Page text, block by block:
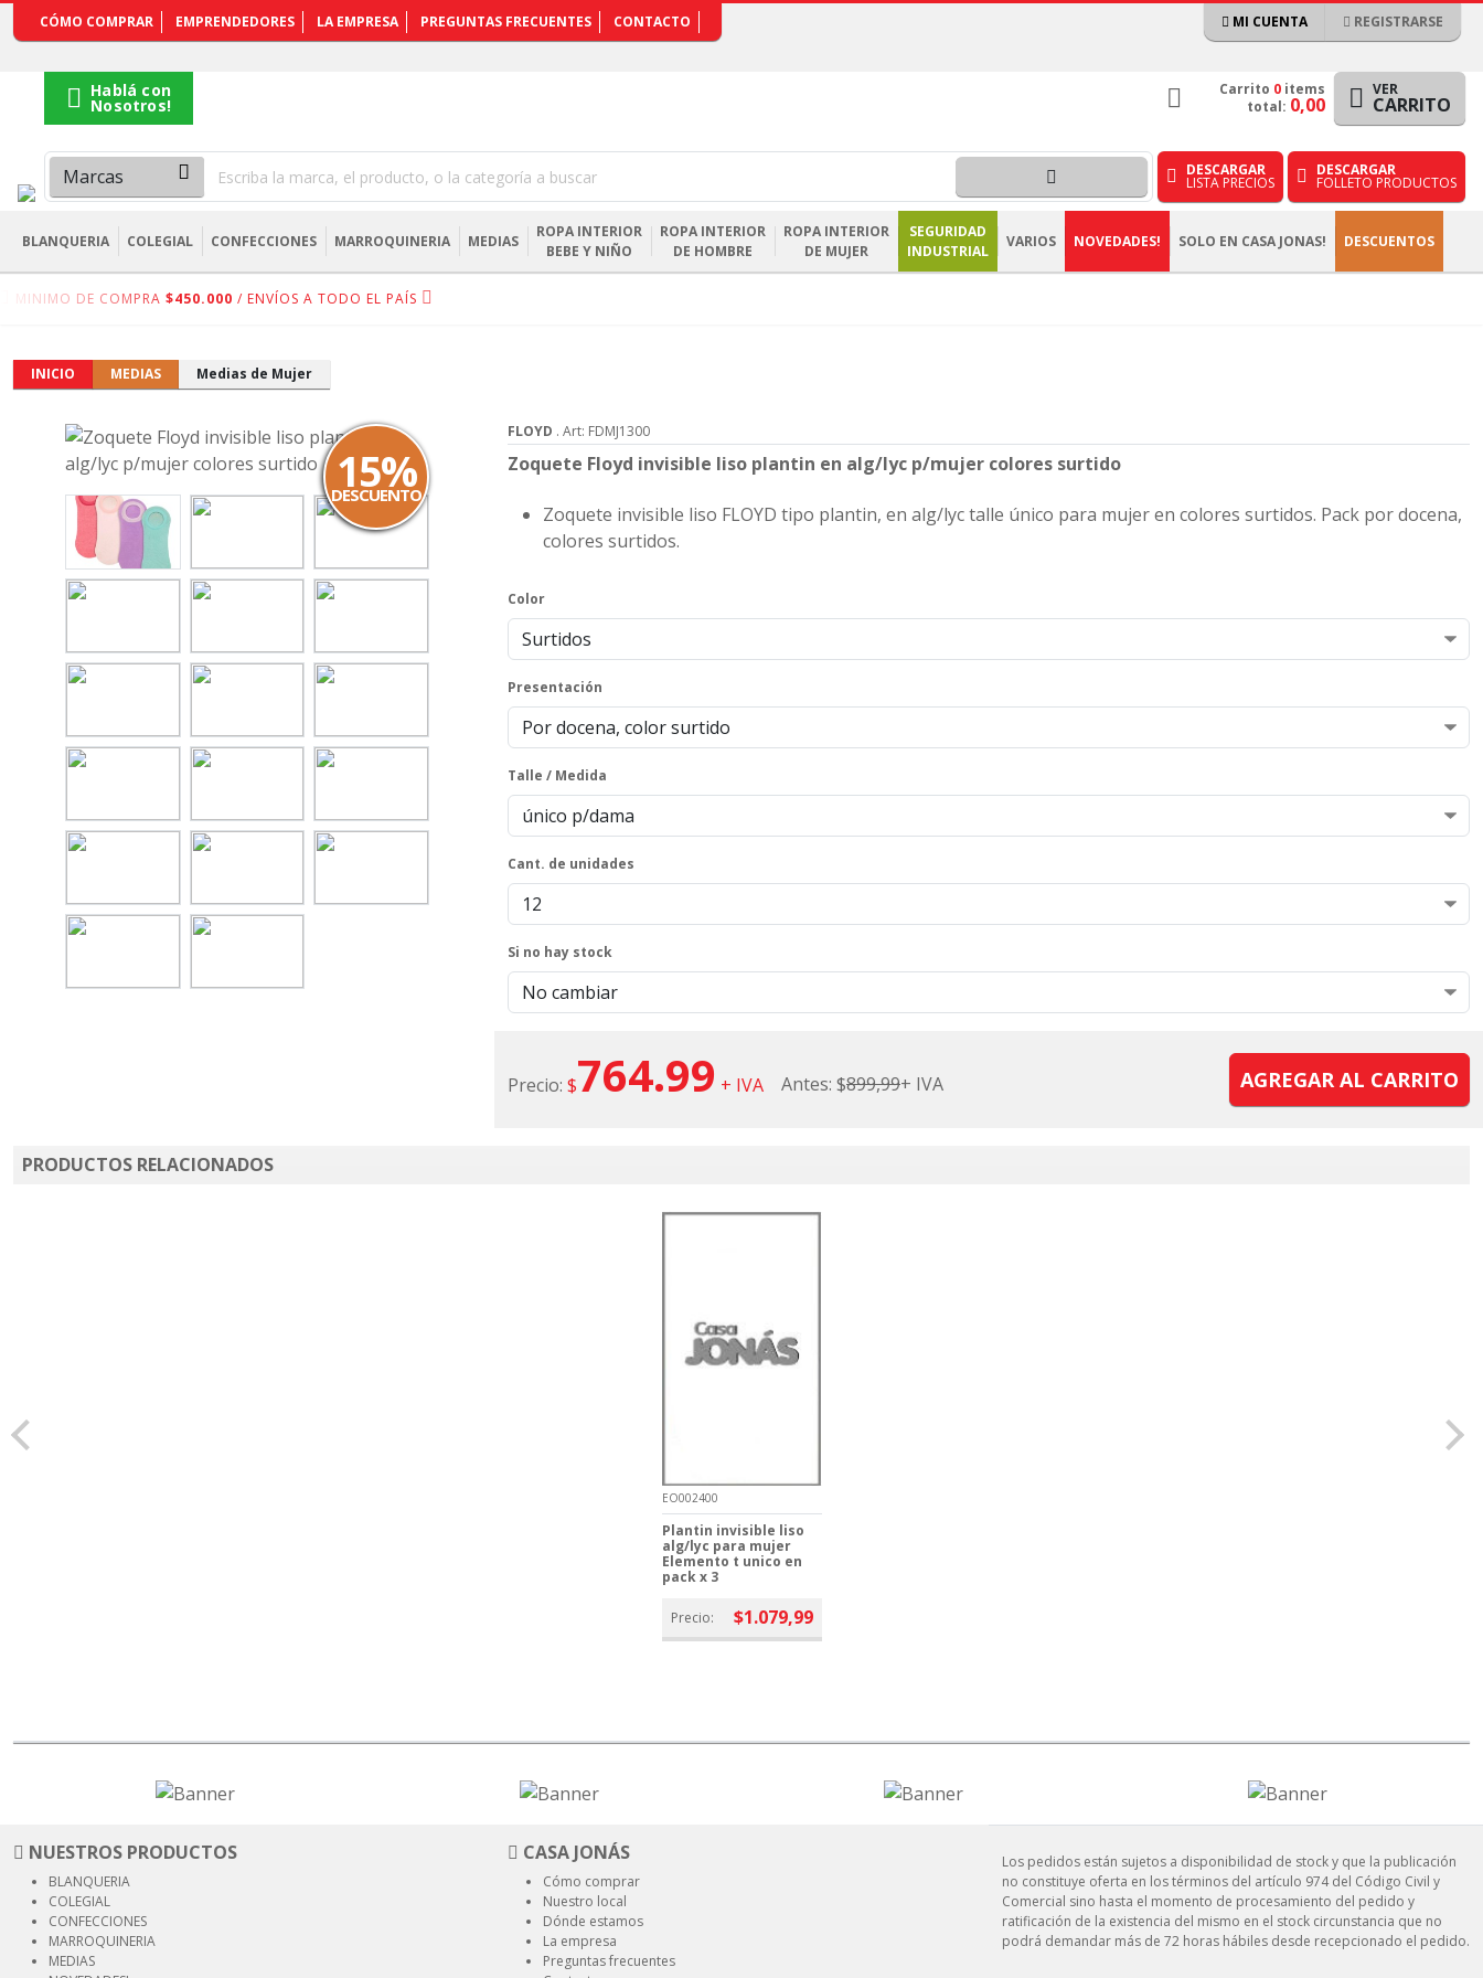
CÓMO COMPRAR EMPRENDEDORES LA EMPRESA PREGUNTAS FRECUENTES CONTACTO MI CUENTA REGISTRARSE
BLANQUERIA COLEGIAL CONFECCIONES MARROQUINERIA MEDIAS
ROPA INTERIOR
BEBE Y NIÑO
ROPA INTERIOR
DE HOMBRE
ROPA INTERIOR
DE MUJER
SEGURIDAD
INDUSTRIAL
VARIOS NOVEDADES! SOLO EN CASA JONAS! DESCUENTOS
REGISTRARSE
Hablá con
Nosotros!
Carrito 0 items
total: 0,00
VER
CARRITO
DESCARGAR
LISTA PRECIOS
DESCARGAR
FOLLETO PRODUCTOS
MINIMO DE COMPRA $450.000 / ENVÍOS A TODO EL PAÍS
INICIO MEDIAS Medias de Mujer
15%
DESCUENTO
FLOYD . Art: FDMJ1300
Zoquete Floyd invisible liso plantin en alg/lyc p/mujer colores surtido
Zoquete invisible liso FLOYD tipo plantin, en alg/lyc talle único para mujer en colores surtidos. Pack por docena,
colores surtidos.
Color
Presentación
Talle / Medida
Cant. de unidades
Si no hay stock
Precio: $764.99 + IVA Antes: $899,99+ IVA AGREGAR AL CARRITO
PRODUCTOS RELACIONADOS
EO002400
Plantin invisible liso
alg/lyc para mujer
Elemento t unico en
pack x 3
Precio: $1.079,99
NUESTROS PRODUCTOS
BLANQUERIA
COLEGIAL
CONFECCIONES
MARROQUINERIA
MEDIAS
CASA JONÁS
Cómo comprar
Nuestro local
Dónde estamos
La empresa
Preguntas frecuentes
Los pedidos están sujetos a disponibilidad de stock y que la publicación
no constituye oferta en los términos del artículo 974 del Código Civil y
Comercial sino hasta el momento de procesamiento del pedido y
ratificación de la existencia del mismo en el stock circunstancia que no
podrá demandar más de 72 horas hábiles desde recepcionado el pedido.